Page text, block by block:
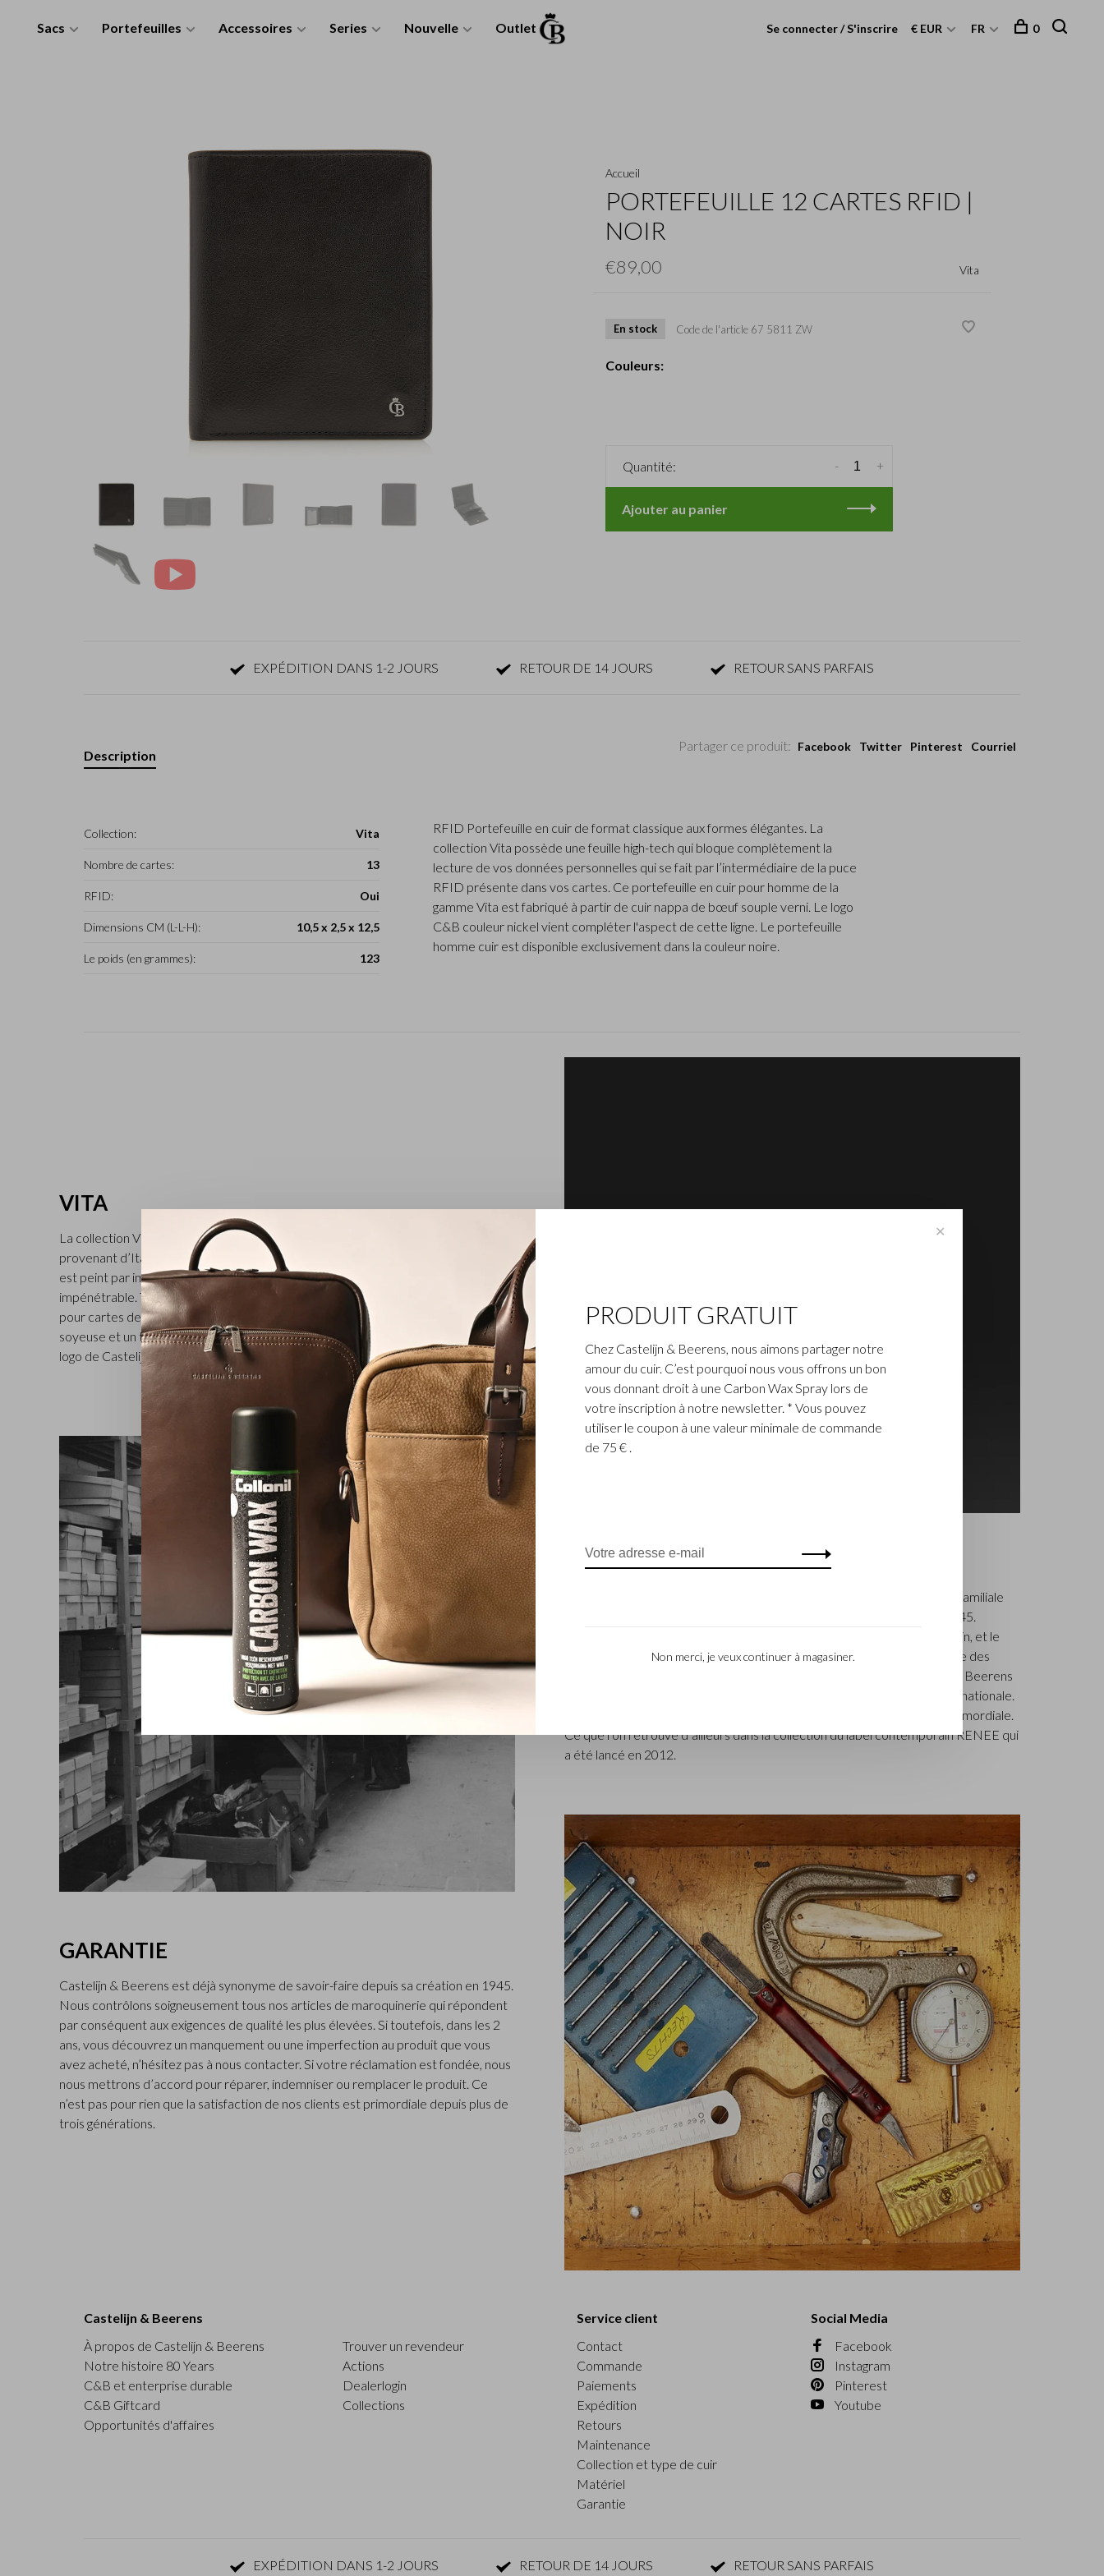
Sacs Portefeuilles Accessoires Series Nouvelle Outlet Se connecter / S'inscrire € EUR FR 0
Accueil
PORTEFEUILLE 12 CARTES RFID |
NOIR
€89,00 Vita
En stock Code de l'article 67 5811 ZW
Couleurs:
Quantité: +
-
Ajouter au panier
EXPÉDITION DANS 1-2 JOURS RETOUR DE 14 JOURS RETOUR SANS PARFAIS
Partager ce produit: Facebook Twitter Pinterest Courriel
Description
Collection: Vita
Nombre de cartes: 13
RFID: Oui
Dimensions CM (L-L-H): 10,5 x 2,5 x 12,5
Le poids (en grammes): 123
RFID Portefeuille en cuir de format classique aux formes élégantes. La
collection Vita possède une feuille high-tech qui bloque complètement la
lecture de vos données personnelles qui se fait par l’intermédiaire de la puce
RFID présente dans vos cartes. Ce portefeuille en cuir pour homme de la
gamme Vita est fabriqué à partir de cuir nappa de bœuf souple verni. Le logo
C&B couleur nickel vient compléter l'aspect de cette ligne. Le portefeuille
homme cuir est disponible exclusivement dans la couleur noire.
VITA
La collection Vita élégante et mondaine est fabriquée en cuir de bœuf souple
provenant d’Italie et possède un look sobre et professionnel. Le cuir pleine fleur
est peint par immersion dans une cuve, ce qui lui assure la couleur noire
impénétrable. Tous les articles, dont des porte-monnaie, des porte-clés, des étuis
pour cartes de crédit et porte-documents pour la voiture, possèdent une brillance
soyeuse et un toucher particulièrement doux. La collection Vita est finie avec le
logo de Castelijn & Beerens de couleur nickel. Disponible en noir.
ENTREPRISE FAMILIALE
L’entreprise Castelijn & Beerens, établie à Waalwijk, est une entreprise familiale
renommée qui conçoit et fabrique de la maroquinerie de luxe depuis 1945.
L’entreprise a été créée à l’époque par le maître piqueur, Walter Castelijn, et le
coupeur de cuir, Marinus Beerens, qui décidèrent de fabriquer ensemble des
produits de maroquinerie. Depuis, la 3e génération – Babette et Martijn Beerens
– ont repris les reines et Castelijn & Beerens jouit d’une réputation internationale.
La tradition familiale qui allie la qualité et le savoir-faire reste toujours primordiale.
Ce que l’on retrouve d’ailleurs dans la collection du label contemporain RENEE qui
a été lancé en 2012.
GARANTIE
Castelijn & Beerens est déjà synonyme de savoir-faire depuis sa création en 1945.
Nous contrôlons soigneusement tous nos articles de maroquinerie qui répondent
par conséquent aux exigences de qualité les plus élevées. Si toutefois, dans les 2
ans, vous découvrez un manquement ou une imperfection au produit que vous
avez acheté, n’hésitez pas à nous contacter. Si votre réclamation est fondée, nous
nous mettrons d’accord pour réparer, indemniser ou remplacer le produit. Ce
n’est pas pour rien que la satisfaction de nos clients est primordiale depuis plus de
trois générations.
Castelijn & Beerens
À propos de Castelijn & Beerens
Notre histoire 80 Years
C&B et enterprise durable
C&B Giftcard
Opportunités d'affaires
Trouver un revendeur
Actions
Dealerlogin
Collections
Service client
Contact
Commande
Paiements
Expédition
Retours
Maintenance
Collection et type de cuir
Matériel
Garantie
Social Media
Facebook
Instagram
Pinterest
Youtube
EXPÉDITION DANS 1-2 JOURS RETOUR DE 14 JOURS RETOUR SANS PARFAIS
✕
PRODUIT GRATUIT
Chez Castelijn & Beerens, nous aimons partager notre
amour du cuir. C’est pourquoi nous vous offrons un bon
vous donnant droit à une Carbon Wax Spray lors de
votre inscription à notre newsletter. * Vous pouvez
utiliser le coupon à une valeur minimale de commande
de 75 € .
Non merci, je veux continuer à magasiner.